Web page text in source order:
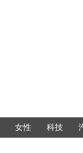
女性 科技